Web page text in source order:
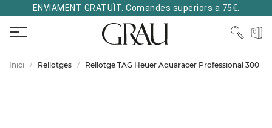
ENVIAMENT GRATUÏT. Comandes superiors a 75€.
Inici Rellotges Rellotge TAG Heuer Aquaracer Professional 300